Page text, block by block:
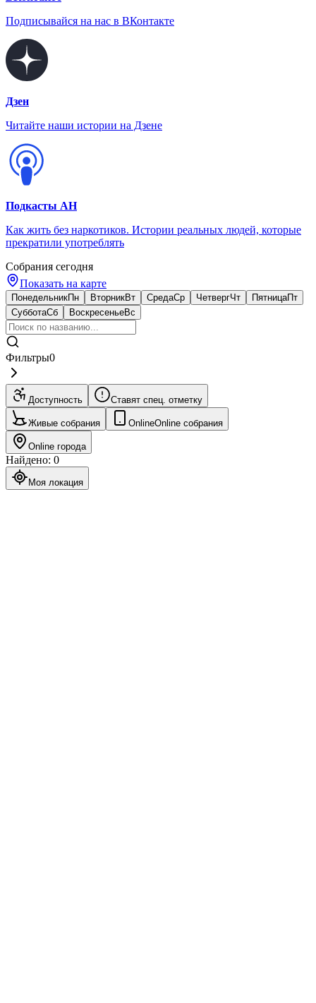
Подписывайся на нас в ВКонтакте
Дзен
Читайте наши истории на Дзене
Подкасты АН
Как жить без наркотиков. Истории реальных людей, которые
прекратили употреблять
Собрания сегодня
Показать на карте
ПонедельникПн ВторникВт СредаСр ЧетвергЧт ПятницаПт
СубботаСб ВоскресеньеВс
Фильтры0
Доступность Ставят спец. отметку
Живые собрания OnlineOnline собрания
Online города
Найдено: 0
Моя локация